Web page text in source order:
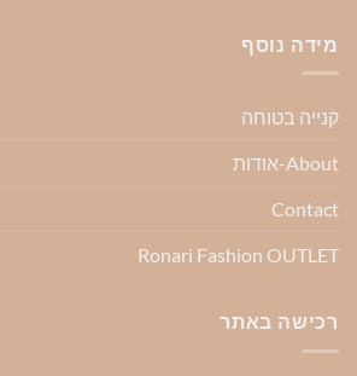
מידה נוסף
קנייה בטוחה
About-אודות
Contact
Ronari Fashion OUTLET
רכישה באתר